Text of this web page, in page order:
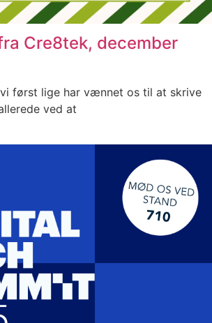
Cre8tek, december
først lige har vænnet os til at skrive
ved at